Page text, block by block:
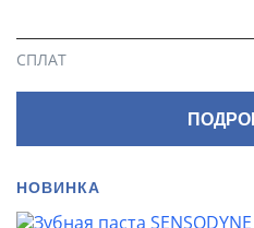
СПЛАТ
НОВИНКА